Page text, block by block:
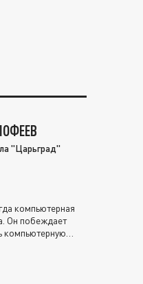
"Царьград"
компьютерная
Он побеждает
компьютерную